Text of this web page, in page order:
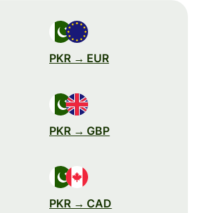
PKR → EUR
PKR → GBP
PKR → CAD